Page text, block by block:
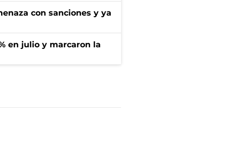
con sanciones y ya
en julio y marcaron la